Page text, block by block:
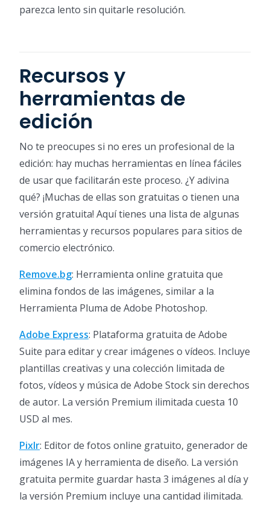
parezca lento sin quitarle resolución.
Recursos y
herramientas de
edición
No te preocupes si no eres un profesional de la
edición: hay muchas herramientas en línea fáciles
de usar que facilitarán este proceso. ¿Y adivina
qué? ¡Muchas de ellas son gratuitas o tienen una
versión gratuita! Aquí tienes una lista de algunas
herramientas y recursos populares para sitios de
comercio electrónico.
Remove.bg: Herramienta online gratuita que
elimina fondos de las imágenes, similar a la
Herramienta Pluma de Adobe Photoshop.
Adobe Express: Plataforma gratuita de Adobe
Suite para editar y crear imágenes o vídeos. Incluye
plantillas creativas y una colección limitada de
fotos, vídeos y música de Adobe Stock sin derechos
de autor. La versión Premium ilimitada cuesta 10
USD al mes.
Pixlr: Editor de fotos online gratuito, generador de
imágenes IA y herramienta de diseño. La versión
gratuita permite guardar hasta 3 imágenes al día y
la versión Premium incluye una cantidad ilimitada.